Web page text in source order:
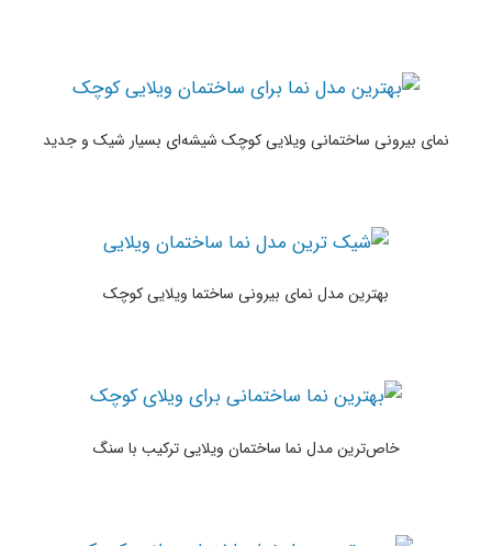
نمای بیرونی ساختمانی ویلایی کوچک شیشه‌ای بسیار شیک و جدید
بهترین مدل نمای بیرونی ساختما ویلایی کوچک
خاص‌ترین مدل نما ساختمان ویلایی ترکیب با سنگ